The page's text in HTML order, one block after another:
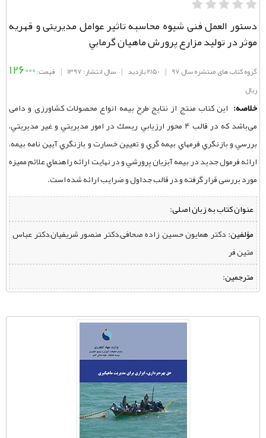
دستور العمل فنی شیوه محاسبه تاثیر عوامل مدیریتی و قهریه
موثر در تولید مزارع پرورش ماهيان گرمابي
گروه کتاب های منتشره سال 97 | 2150 بازدید | سال انتشار: 1397 | قیمت:126000
ریال
خلاصه: این کتاب منتج از نتایج طرح بیمه انواع محصولات کشاورزی و دامی
می‌باشد که در قالب 4 محور ارزيابي ريسك در امور مديريتي و غير مديريتي،
بررسي و بازنگري فرمهاي بيمه‌ گري و تعيين خسارت و بازنگري آيين نامه بيمه،
ارائه فرمول جديد در بيمه آبزيان پرورشي و در نهايت ارائه راهنماي علائم مميزه
مورد بررسی قرار گرفته و در قالب جداول و ضرايب ارائه شده است.
عنوان کتاب به زبان اصلی:
مؤلفین:‌ دکتر همایون حسین زاده صحافی,دكتر منصور شریفیان,دکتر عباس
متین فر
مترجمین: